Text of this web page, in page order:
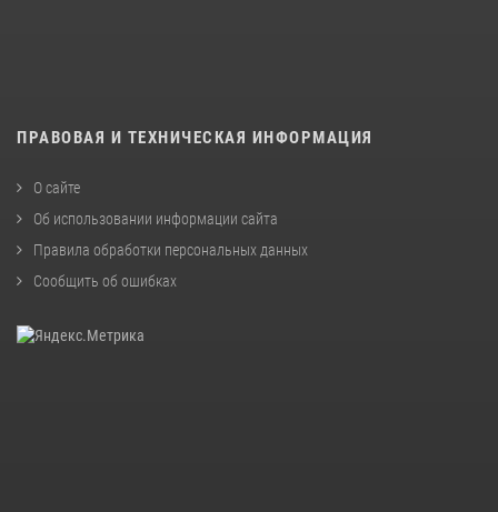
ПРАВОВАЯ И ТЕХНИЧЕСКАЯ ИНФОРМАЦИЯ
О сайте
Об использовании информации сайта
Правила обработки персональных данных
Сообщить об ошибках